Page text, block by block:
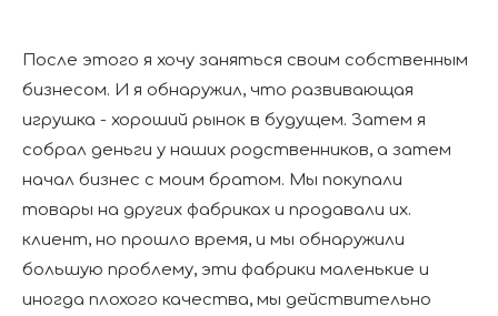
После этого я хочу заняться своим собственным
бизнесом. И я обнаружил, что развивающая
игрушка - хороший рынок в будущем. Затем я
собрал деньги у наших родственников, а затем
начал бизнес с моим братом. Мы покупали
товары на других фабриках и продавали их.
клиент, но прошло время, и мы обнаружили
большую проблему, эти фабрики маленькие и
иногда плохого качества, мы действительно